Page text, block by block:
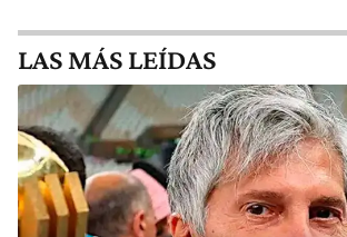
LAS MÁS LEÍDAS